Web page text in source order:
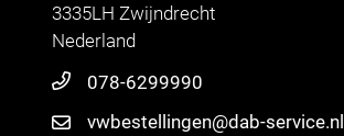
3335LH Zwijndrecht
Nederland
078-6299990
vwbestellingen@dab-service.nl